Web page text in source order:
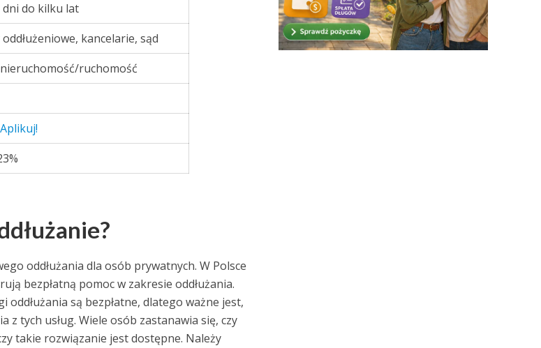
dni do kilku lat
oddłużeniowe, kancelarie, sąd
ruchomość
oddłużania dla osób prywatnych. W Polsce
bezpłatną pomoc w zakresie oddłużania.
oddłużania są bezpłatne, dlatego ważne jest,
tych usług. Wiele osób zastanawia się, czy
takie rozwiązanie jest dostępne. Należy